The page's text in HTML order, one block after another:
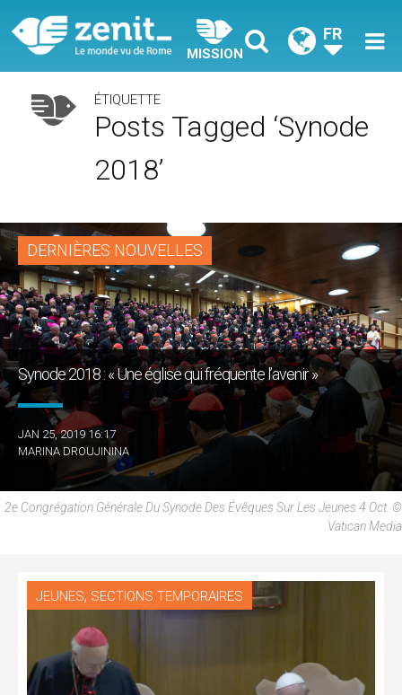
MISSION
FR
ÉTIQUETTE
Posts Tagged ‘synode
2018’
DERNIÈRES NOUVELLES
Synode 2018 : « Une église qui fréquente l’avenir »
JAN 25, 2019 16:17
MARINA DROUJININA
2e Congrégation Générale Du Synode Des Évêques Sur Les Jeunes 4 Oct. ©
Vatican Media
JEUNES, SECTIONS TEMPORAIRES